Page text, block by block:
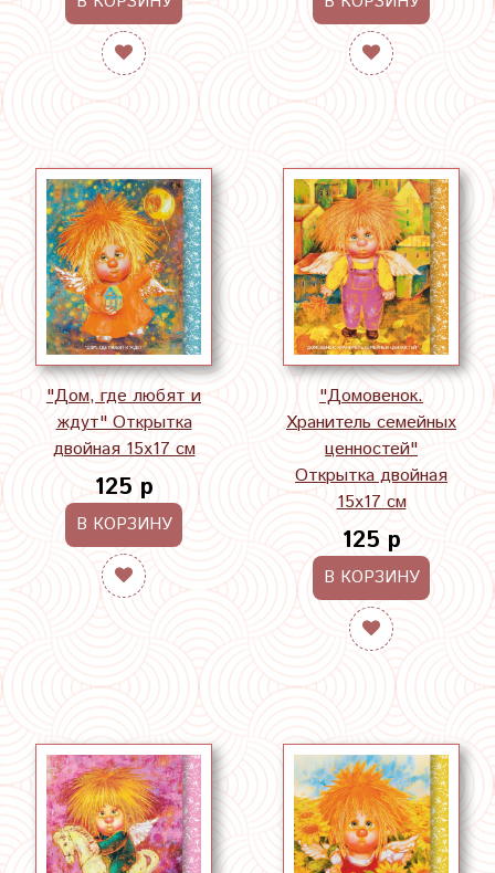
"Дом, где любят и
ждут" Открытка
двойная 15х17 см
125 р
В КОРЗИНУ
"Домовенок.
Хранитель семейных
ценностей"
Открытка двойная
15х17 см
125 р
В КОРЗИНУ